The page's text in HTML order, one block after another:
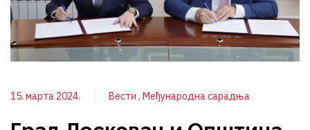
15. марта 2024. Вести Међународна сарадња